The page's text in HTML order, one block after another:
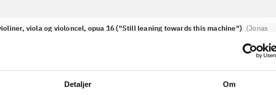
Detaljer Om
viola og violoncel, opua 16 ("Still leaning towards this machine") (Jonas